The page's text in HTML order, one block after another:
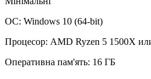
ОС: Windows 10 (64-bit)
Процесор: AMD Ryzen 5 1500X
Оперативна пам'ять: 16 ГБ